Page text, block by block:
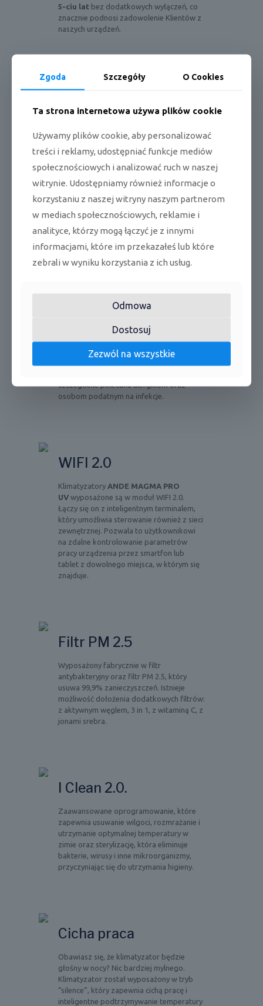
5-ciu lat bez dodatkowych wyłączeń, co
znacznie podnosi zadowolenie Klientów z
naszych urządzeń.
Czynnik R32
Klimatyzatory ANDE pracują w oparciu o
R32, który cechuje się zwiększeniem
efektywności energetycznej, wpływa na
bezpieczeństwo użytkowania oraz małą
toksyczność.
DODATKOWO:
– nie powoduje niszczenia warstwy
ozonowej
– posiada bardzo niski współczynnik
STERYLIZACJA
W 99% hamuje rozwój wirusów poprzez
efektywną dezynfekcję.SYSTEM
STERYLIZACJIgwarantują czyste i
szczególnie polecana alergikom oraz
osobom podatnym na infekcje.
WIFI 2.0
Klimatyzatory ANDE MAGMA PRO
UV wyposażone są w moduł WIFI 2.0.
Łączy się on z inteligentnym terminalem,
który umożliwia sterowanie również z sieci
zewnętrznej. Pozwala to użytkownikowi
na zdalne kontrolowanie parametrów
pracy urządzenia przez smartfon lub
tablet z dowolnego miejsca, w którym się
znajduje.
Filtr PM 2.5
Wyposażony fabrycznie w filtr
antybakteryjny oraz filtr PM 2.5, który
usuwa 99,9% zanieczyszczeń. Istnieje
możliwość dołożenia dodatkowych filtrów:
z aktywnym węglem, 3 in 1, z witaminą C, z
jonami srebra.
I Clean 2.0.
Zaawansowane oprogramowanie, które
zapewnia usuwanie wilgoci, rozmrażanie i
utrzymanie optymalnej temperatury w
zimie oraz sterylizację, która eliminuje
bakterie, wirusy i inne mikroorganizmy,
przyczyniając się do utrzymania higieny.
Cicha praca
Obawiasz się, że klimatyzator będzie
głośny w nocy? Nic bardziej mylnego.
Klimatyzator został wyposażony w tryb
“silence”, który zapewnia cichą pracę i
inteligentne podtrzymywanie temperatury
Zgoda Szczegóły O Cookies
Ta strona internetowa używa plików cookie
Używamy plików cookie, aby personalizować
treści i reklamy, udostępniać funkcje mediów
społecznościowych i analizować ruch w naszej
witrynie. Udostępniamy również informacje o
korzystaniu z naszej witryny naszym partnerom
w mediach społecznościowych, reklamie i
analityce, którzy mogą łączyć je z innymi
informacjami, które im przekazałeś lub które
zebrali w wyniku korzystania z ich usług.
Odmowa
Dostosuj
Zezwól na wszystkie